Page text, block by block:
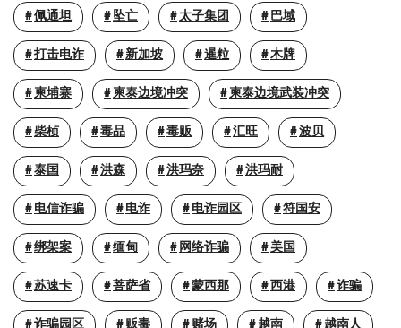
佩通坦 坠亡 太子集团 巴域
打击电诈 新加坡 暹粒 木牌
柬埔寨 柬泰边境冲突 柬泰边境武装冲突
柴桢 毒品 毒贩 汇旺 波贝
泰国 洪森 洪玛奈 洪玛耐
电信诈骗 电诈 电诈园区 符国安
绑架案 缅甸 网络诈骗 美国
苏速卡 菩萨省 蒙西那 西港 诈骗
诈骗园区 贩毒 赌场 越南 越南人